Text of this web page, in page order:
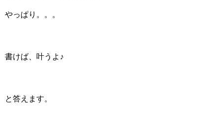
やっぱり。。。
書けば、叶うよ♪
と答えます。